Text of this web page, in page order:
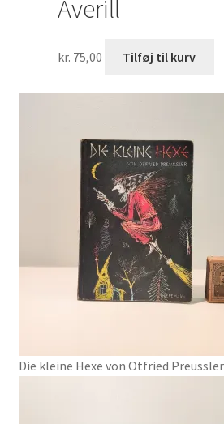
Averill
kr. 75,00 Tilføj til kurv
Die kleine Hexe von Otfried Preussler